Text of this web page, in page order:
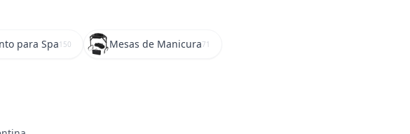
para Spa150 Mesas de Manicura71